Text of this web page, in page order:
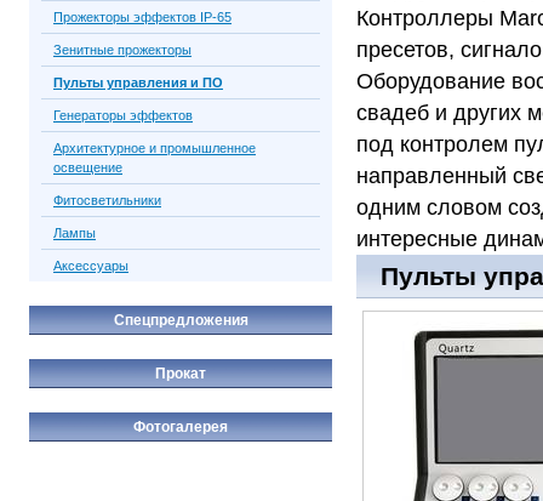
Контроллеры
пресетов,
Оборудование
свадеб и других
под контролем
направленный
одним словом
интересные
Пульты
Прожекторы эффектов IP-65
Зенитные прожекторы
Пульты управления и ПО
Генераторы эффектов
Архитектурное и промышленное
освещение
Фитосветильники
Лампы
Аксессуары
Спецпредложения
Прокат
Фотогалерея